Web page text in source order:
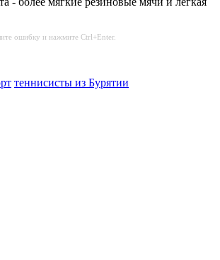
ошибку и нажмите Ctrl+Enter.
теннисисты из Бурятии